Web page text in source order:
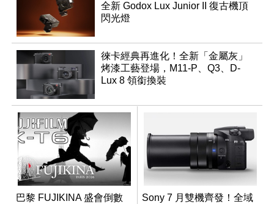
全新 Godox Lux Junior II 復古機頂
閃光燈
徠卡經典再進化！全新「金屬灰」
烤漆工藝登場，M11-P、Q3、D-
Lux 8 領銜換裝
巴黎 FUJIKINA 盛會倒數
Sony 7 月雙機齊發！全域